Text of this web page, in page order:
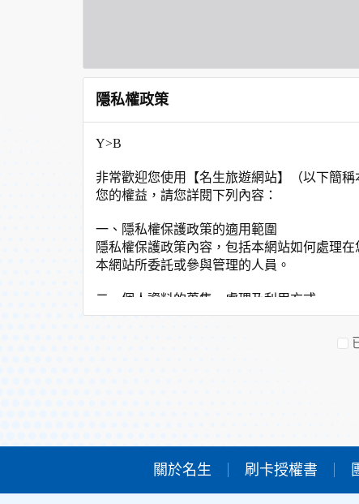
隱私權政策
Y>B
非常歡迎您使用【名生旅遊網站】（以下簡
您的權益，請您詳閱下列內容：
一、隱私權保護政策的適用範圍
隱私權保護政策內容，包括本網站如何處理
本網站所委託或參與管理的人員。
二、個人資料的蒐集、處理及利用方式
當您造訪本網站或使用本網站所提供之功能
非經您書面同意，本網站不會將個人資料用
本網站在您使用服務信箱、問卷調查等互動
為提供精確的服務，我們會將收集的問卷調
本網站主機均設有防火牆、防毒系統等相關
人員才能接觸您的個人資料，相關處理人員
關於名生 刷卡授權書